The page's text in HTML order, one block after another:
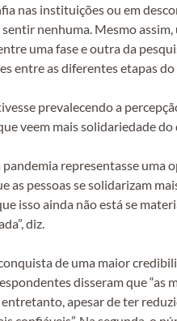
nas instituições ou em
nenhuma. Mesmo
uma fase e outra da
entre as diferentes etapas
prevalecendo a
veem mais solidariedade
pandemia representasse
as pessoas se solidarizam
isso ainda não está se
diz.
de uma maior
disseram que
apesar de ter